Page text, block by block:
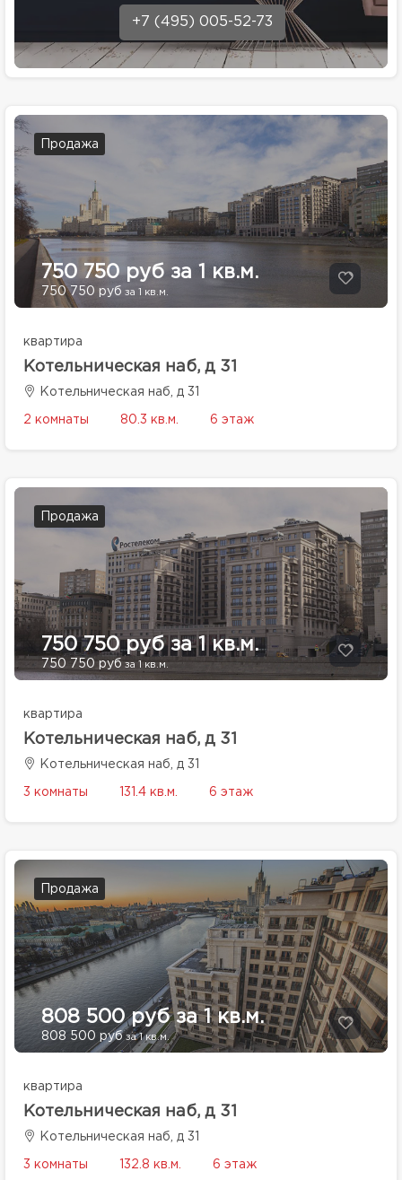
+7 (495) 005-52-73
Продажа
750 750 руб за 1 кв.м.
750 750 руб за 1 кв.м.
квартира
Котельническая наб, д 31
Котельническая наб, д 31
2 комнаты 80.3 кв.м. 6 этаж
Продажа
750 750 руб за 1 кв.м.
750 750 руб за 1 кв.м.
квартира
Котельническая наб, д 31
Котельническая наб, д 31
3 комнаты 131.4 кв.м. 6 этаж
Продажа
808 500 руб за 1 кв.м.
808 500 руб за 1 кв.м.
квартира
Котельническая наб, д 31
Котельническая наб, д 31
3 комнаты 132.8 кв.м. 6 этаж